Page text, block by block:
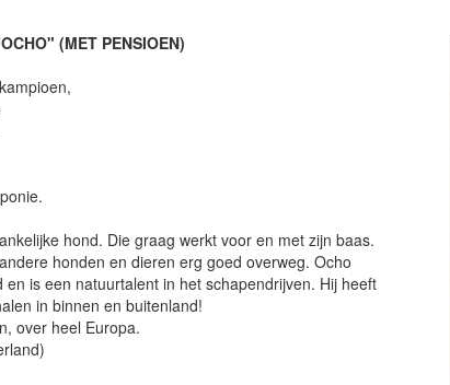
(MET PENSIOEN)
hond. Die graag werkt voor en met zijn baas.
honden en dieren erg goed overweg. Ocho
is een natuurtalent in het schapendrijven. Hij heeft
in binnen en buitenland!
over heel Europa.